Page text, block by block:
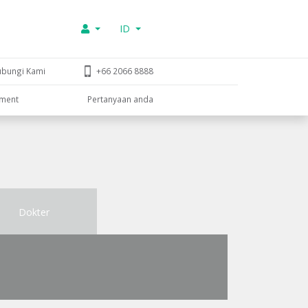
ID
Kami +66 2066 8888
Pertanyaan anda
Dokter